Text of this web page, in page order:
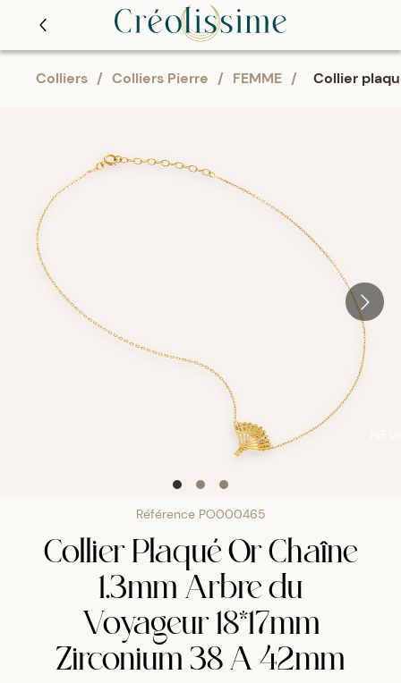
Colliers / Colliers Pierre / FEMME / Collier
Référence PO000465
Collier Plaqué Or Chaîne
1.3mm Arbre du
Voyageur 18*17mm
Zirconium 38 A 42mm